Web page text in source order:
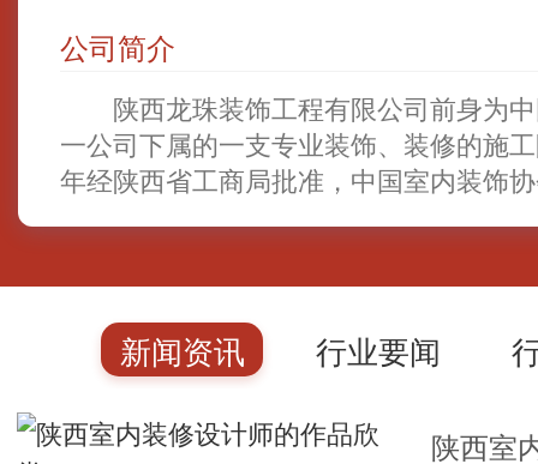
公司简介
陕西龙珠装饰工程有限公司前身为
一公司下属的一支专业装饰、装修的施
年经陕西省工商局批准，中国室内装饰
诚信、敬业、肯干的设计师、施工及管
力下，承接了…
新闻资讯 行业要闻